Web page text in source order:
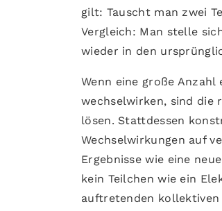
gilt: Tauscht man zwei
Vergleich: Man stelle
wieder in den
Wenn eine große
wechselwirken, sind die
lösen. Stattdessen
Wechselwirkungen auf
Ergebnisse wie eine
kein Teilchen wie ein
auftretenden kollektiven